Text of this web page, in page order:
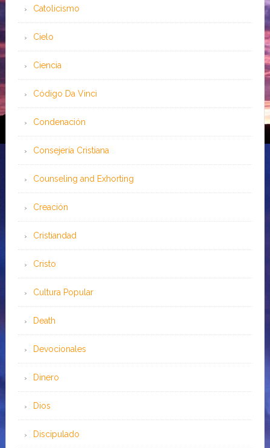
Catolicismo
Cielo
Ciencia
Código Da Vinci
Condenación
Consejería Cristiana
Counseling and Exhorting
Creación
Cristiandad
Cristo
Cultura Popular
Death
Devocionales
Dinero
Dios
Discipulado